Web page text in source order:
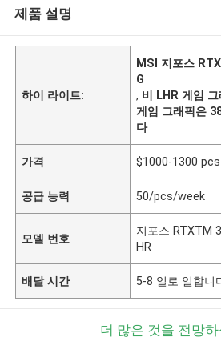
제품 설명
하이 라이트:
MSI 지포스
G
, 비 LHR 게임
게임 그래픽은
다
가격 $1000-1300
공급 능력 50/pcs/week
모델 번호
지포스 RTXTM
HR
배달 시간 5-8 일로 일합니
더 많은 것을 전망